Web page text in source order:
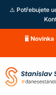
⚠️ Potřebujete
🖥️Novinka